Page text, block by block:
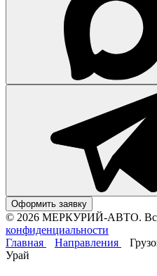
Оформить заявку
© 2026 МЕРКУРИЙ-АВТО.
конфиденциальности
Главная
Направления
Урай